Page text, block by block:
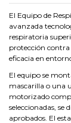
El Equipo de
avanzada
respiratoria
protección
eficacia en
El equipo se
mascarilla o una
motorizado
seleccionadas, se
aprobados. El